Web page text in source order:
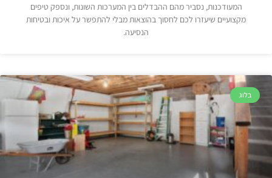
המעודכנות, נסביר מהם ההבדלים בין המערכות השונות, ונספק טיפים
מקצועיים שיעזרו לכם לחסוך בהוצאות מבלי להתפשר על איכות ובטיחות
הנסיעה.
בלוג